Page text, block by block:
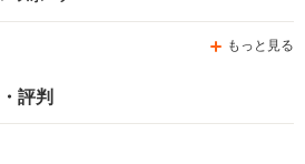
もっと見る
評判